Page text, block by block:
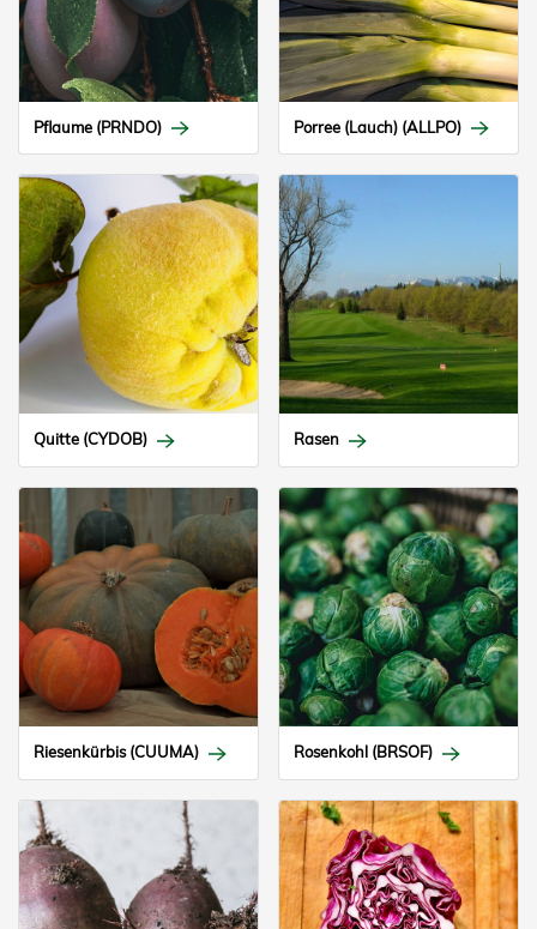
Pflaume (PRNDO) Porree (Lauch) (ALLPO)
Quitte (CYDOB) Rasen
Riesenkürbis (CUUMA) Rosenkohl (BRSOF)